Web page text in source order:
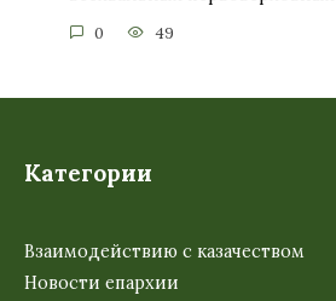
0 49
Категории
Взаимодействию с казачеством
Новости епархии